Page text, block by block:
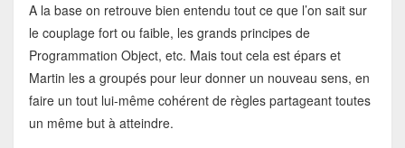
A la base on retrouve bien entendu tout ce que l’on sait sur
le couplage fort ou faible, les grands principes de
Programmation Object, etc. Mais tout cela est épars et
Martin les a groupés pour leur donner un nouveau sens, en
faire un tout lui-même cohérent de règles partageant toutes
un même but à atteindre.